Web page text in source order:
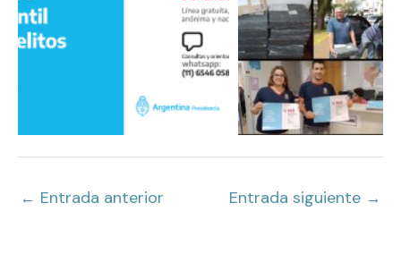
← Entrada anterior Entrada siguiente →